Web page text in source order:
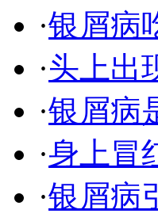
·银屑病
·头上出
·银屑病
·身上冒
·银屑病